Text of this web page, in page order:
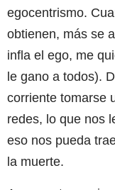
egocentrismo.
obtienen, más se
infla el ego, me
le gano a todos).
corriente tomarse
redes, lo que nos
eso nos pueda
la muerte.